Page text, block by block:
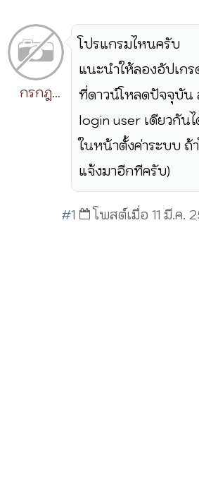
กรกฎ
โปรแกรมไหนครับ
แนะนำให้ลองอัปเก
ที่ดาวน์โหลดปัจจุบัน
login user เดียวกัน
ในหน้าตั้งค่าระบบ ถ้
แจ้งมาอีกทีครับ)
#1 โพสต์เมื่อ 11 มี.ค.